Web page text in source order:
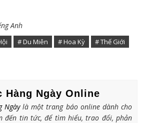
Anh
# Du Miên # Hoa Kỳ # Thế Giới
Hàng Ngày Online
Ngàylà một trang báo online dành cho
đến tin tức, để tìm hiểu, trao đổi, phản